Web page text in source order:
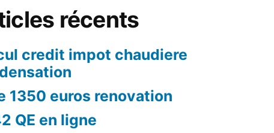
récents
credit impot chaudiere
1350 euros renovation
QE en ligne